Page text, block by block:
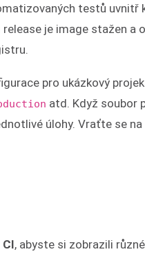
testů uvnitř
release je image stažen a
pro ukázkový
atd. Když soubor
úlohy. Vraťte se
CI, abyste si zobrazili